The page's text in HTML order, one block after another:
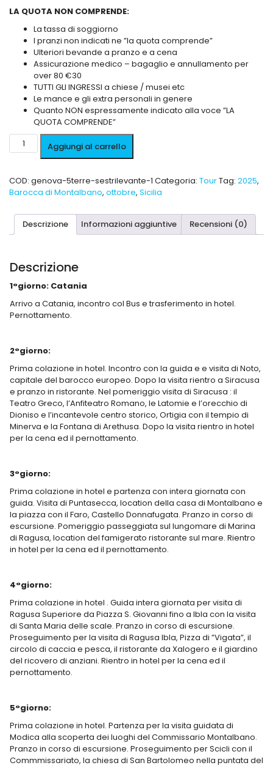
LA QUOTA NON COMPRENDE:
La tassa di soggiorno
I pranzi non indicati ne ”la quota comprende”
Ulteriori bevande a pranzo e a cena
Assicurazione medico – bagaglio e annullamento per
over 80 €30
TUTTI GLI INGRESSI a chiese / musei etc
Le mance e gli extra personali in genere
Quanto NON espressamente indicato alla voce ”LA
QUOTA COMPRENDE”
Aggiungi al carrello
COD: genova-5terre-sestrilevante-1 Categoria: TourTag: 2025,
Barocca di Montalbano, ottobre, Sicilia
Descrizione Informazioni aggiuntive Recensioni (0)
Descrizione
1°giorno: Catania
Arrivo a Catania, incontro col Bus e trasferimento in hotel.
Pernottamento.
2°giorno:
Prima colazione in hotel. Incontro con la guida e e visita di Noto,
capitale del barocco europeo. Dopo la visita rientro a Siracusa
e pranzo in ristorante. Nel pomeriggio visita di Siracusa : il
Teatro Greco, l’Anfiteatro Romano, le Latomie e l’orecchio di
Dioniso e l’incantevole centro storico, Ortigia con il tempio di
Minerva e la Fontana di Arethusa. Dopo la visita rientro in hotel
per la cena ed il pernottamento.
3°giorno:
Prima colazione in hotel e partenza con intera giornata con
guida. Visita di Puntasecca, location della casa di Montalbano e
la piazza con il Faro, Castello Donnafugata. Pranzo in corso di
escursione. Pomeriggio passeggiata sul lungomare di Marina
di Ragusa, location del famigerato ristorante sul mare. Rientro
in hotel per la cena ed il pernottamento.
4°giorno:
Prima colazione in hotel . Guida intera giornata per visita di
Ragusa Superiore da Piazza S. Giovanni fino a Ibla con la visita
di Santa Maria delle scale. Pranzo in corso di escursione.
Proseguimento per la visita di Ragusa Ibla, Pizza di ”Vigata”, il
circolo di caccia e pesca, il ristorante da Xalogero e il giardino
del ricovero di anziani. Rientro in hotel per la cena ed il
pernottamento.
5°giorno:
Prima colazione in hotel. Partenza per la visita guidata di
Modica alla scoperta dei luoghi del Commissario Montalbano.
Pranzo in corso di escursione. Proseguimento per Scicli con il
Commmissariato, la chiesa di San Bartolomeo nella puntata del